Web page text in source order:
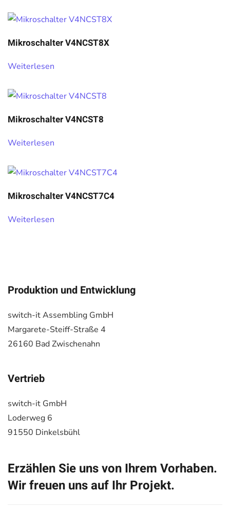
Mikroschalter V4NCST8X
Weiterlesen
Mikroschalter V4NCST8
Weiterlesen
Mikroschalter V4NCST7C4
Weiterlesen
Produktion und Entwicklung
switch-it Assembling GmbH
Margarete-Steiff-Straße 4
26160 Bad Zwischenahn
Vertrieb
switch-it GmbH
Loderweg 6
91550 Dinkelsbühl
Erzählen Sie uns von Ihrem Vorhaben.
Wir freuen uns auf Ihr Projekt.